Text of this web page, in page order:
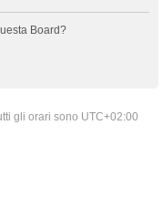
Board?
gli orari sono UTC+02:00